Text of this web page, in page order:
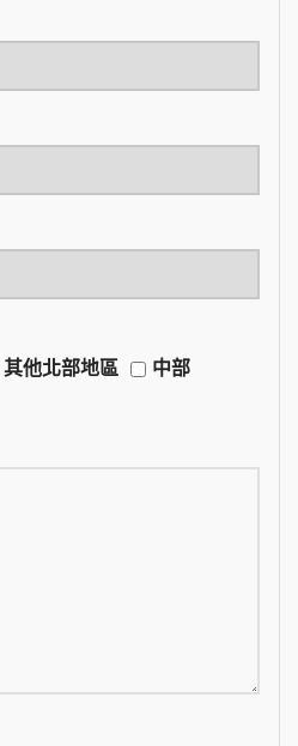
其他北部地區
中部